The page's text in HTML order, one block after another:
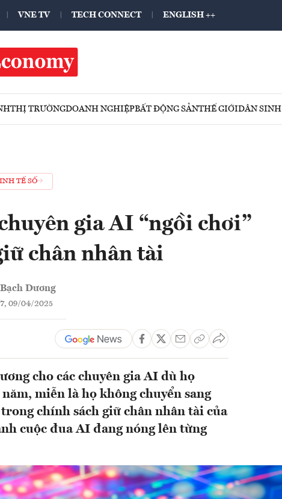
VNE TV TECH CONNECT ENGLISH ++
THỊ TRƯỜNGDOANH NGHIỆPBẤT ĐỘNG SẢNTHẾ GIỚIDÂN SINH
TẾ SỐ
gia AI “ngồi chơi”
chân nhân tài
Bạch Dương
09/04/2025
cho các chuyên gia AI dù họ
miễn là họ không chuyển sang
chính sách giữ chân nhân tài của
cuộc đua AI đang nóng lên từng